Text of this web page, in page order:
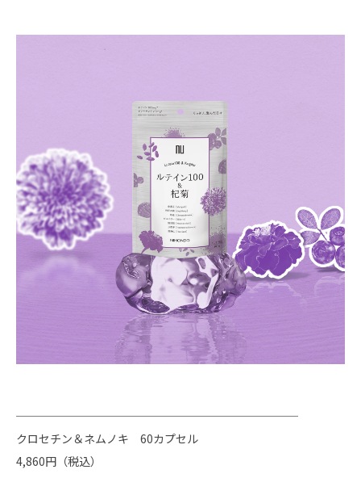
─────────────────────────
クロセチン＆ネムノキ 60カプセル
4,860円（税込）